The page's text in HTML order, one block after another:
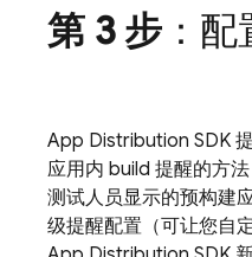
第 3 步 ：
App Distribution SDK
应用内 build 提醒的方
测试人员显示的预构建
级提醒配置（可让您自